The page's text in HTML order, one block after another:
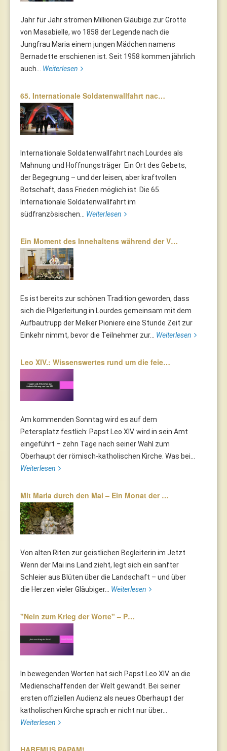
Jahr für Jahr strömen Millionen Gläubige zur Grotte
von Masabielle, wo 1858 der Legende nach die
Jungfrau Maria einem jungen Mädchen namens
Bernadette erschienen ist. Seit 1958 kommen jährlich
auch... Weiterlesen
65. Internationale Soldatenwallfahrt nac…
Internationale Soldatenwallfahrt nach Lourdes als
Mahnung und Hoffnungsträger Ein Ort des Gebets,
der Begegnung – und der leisen, aber kraftvollen
Botschaft, dass Frieden möglich ist. Die 65.
Internationale Soldatenwallfahrt im
südfranzösischen... Weiterlesen
Ein Moment des Innehaltens während der V…
Es ist bereits zur schönen Tradition geworden, dass
sich die Pilgerleitung in Lourdes gemeinsam mit dem
Aufbautrupp der Melker Pioniere eine Stunde Zeit zur
Einkehr nimmt, bevor die Teilnehmer zur... Weiterlesen
Leo XIV.: Wissenswertes rund um die feie…
Am kommenden Sonntag wird es auf dem
Petersplatz festlich: Papst Leo XIV. wird in sein Amt
eingeführt – zehn Tage nach seiner Wahl zum
Oberhaupt der römisch-katholischen Kirche. Was bei...
Weiterlesen
Mit Maria durch den Mai – Ein Monat der …
Von alten Riten zur geistlichen Begleiterin im Jetzt
Wenn der Mai ins Land zieht, legt sich ein sanfter
Schleier aus Blüten über die Landschaft – und über
die Herzen vieler Gläubiger... Weiterlesen
"Nein zum Krieg der Worte" – P…
In bewegenden Worten hat sich Papst Leo XIV. an die
Medienschaffenden der Welt gewandt. Bei seiner
ersten offiziellen Audienz als neues Oberhaupt der
katholischen Kirche sprach er nicht nur über...
Weiterlesen